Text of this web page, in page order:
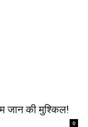
जान की मुश्‍किल!
0